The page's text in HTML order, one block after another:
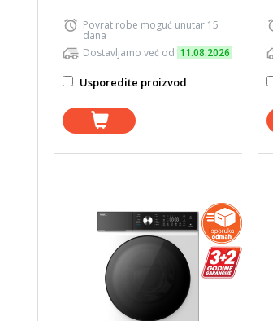
Povrat robe moguć unutar 15
dana
Dostavljamo već od 11.08.2026
Usporedite proizvod